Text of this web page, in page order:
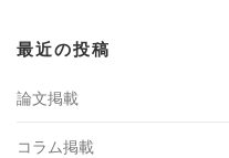
最近の投稿
論文掲載
コラム掲載